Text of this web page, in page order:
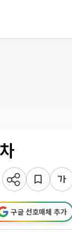
구글 선호매체 추가